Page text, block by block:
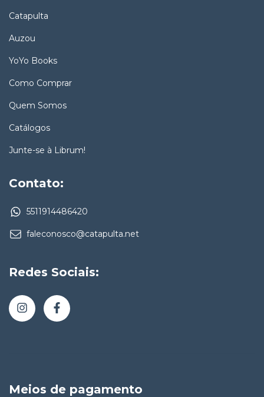
Catapulta
Auzou
YoYo Books
Como Comprar
Quem Somos
Catálogos
Junte-se à Librum!
Contato:
5511914486420
faleconosco@catapulta.net
Redes Sociais:
Meios de pagamento